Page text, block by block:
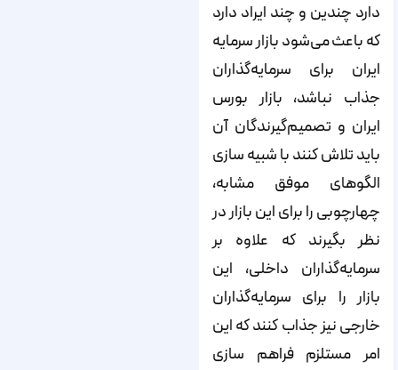
دارد چندین و چند ایراد دارد
که باعث می‌شود بازار سرمایه
ایران برای سرمایه‌گذاران
جذاب نباشد، بازار بورس
ایران و تصمیم‌گیرندگان آن
باید تلاش کنند با شبیه سازی
الگوهای موفق مشابه،
چهارچوبی را برای این بازار در
نظر بگیرند که علاوه بر
سرمایه‌گذاران داخلی، این
بازار را برای سرمایه‌گذاران
خارجی نیز جذاب کنند که این
امر مستلزم فراهم سازی